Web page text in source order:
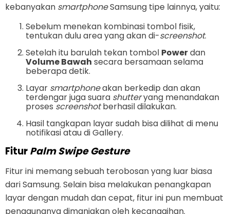
kebanyakan smartphoneSamsung tipe lainnya, yaitu:
Sebelum menekan kombinasi tombol fisik,
tentukan dulu area yang akan di-screenshot.
Setelah itu barulah tekan tombol Powerdan
Volume Bawah secara bersamaan selama
beberapa detik.
Layar smartphoneakan berkedip dan akan
terdengar juga suara shutteryang menandakan
proses screenshotberhasil dilakukan.
Hasil tangkapan layar sudah bisa dilihat di menu
notifikasi atau di Gallery.
FiturPalm Swipe Gesture
Fitur ini memang sebuah terobosan yang luar biasa
dari Samsung. Selain bisa melakukan penangkapan
layar dengan mudah dan cepat, fitur ini pun membuat
penggunanya dimanjakan oleh kecanggihan.